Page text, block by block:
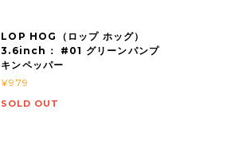
LOP HOG（ロップ ホッグ）
3.6inch： #01 グリーンパンプ
キンペッパー
¥979
SOLD OUT